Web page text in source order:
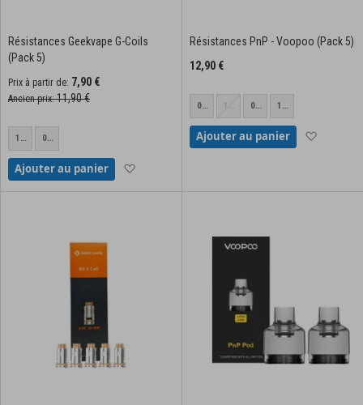
Résistances Geekvape G-Coils
(Pack 5)
Prix à partir de 7,90 €
Ancien prix 11,90 €
1.2
ohm
0.6
ohm
Ajouter au panier
Résistances PnP - Voopoo (Pack 5)
12,90 €
0.3
ohm
/
1.0
ohm
/PnP
0.8
ohms/TM2
1.2
ohms/TR1
Ajouter au panier